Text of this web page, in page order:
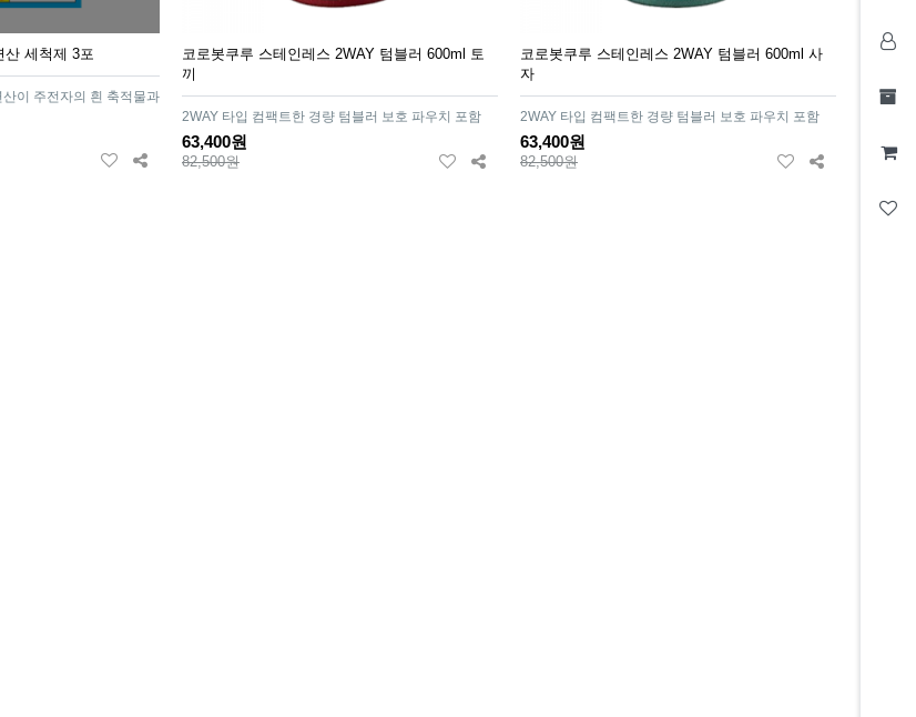
산 세척제 3포
이 주전자의 흰 축적물과
코로봇쿠루 스테인레스 2WAY 텀블러 600ml 토
끼
2WAY 타입 컴팩트한 경량 텀블러 보호 파우치 포함
63,400원
82,500원
코로봇쿠루 스테인레스 2WAY 텀블러 600ml 사
자
2WAY 타입 컴팩트한 경량 텀블러 보호 파우치 포함
63,400원
82,500원